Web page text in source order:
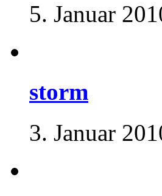
5. Januar
storm
3. Januar